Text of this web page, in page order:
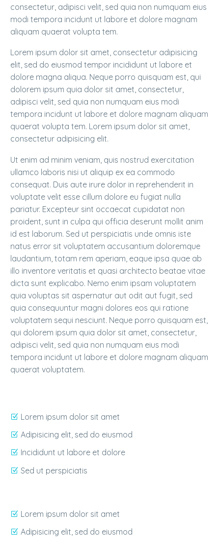
consectetur, adipisci velit, sed quia non numquam eius
modi tempora incidunt ut labore et dolore magnam
aliquam quaerat volupta tem.
Lorem ipsum dolor sit amet, consectetur adipisicing
elit, sed do eiusmod tempor incididunt ut labore et
dolore magna aliqua. Neque porro quisquam est, qui
dolorem ipsum quia dolor sit amet, consectetur,
adipisci velit, sed quia non numquam eius modi
tempora incidunt ut labore et dolore magnam aliquam
quaerat volupta tem. Lorem ipsum dolor sit amet,
consectetur adipisicing elit.
Ut enim ad minim veniam, quis nostrud exercitation
ullamco laboris nisi ut aliquip ex ea commodo
consequat. Duis aute irure dolor in reprehenderit in
voluptate velit esse cillum dolore eu fugiat nulla
pariatur. Excepteur sint occaecat cupidatat non
proident, sunt in culpa qui officia deserunt mollit anim
id est laborum. Sed ut perspiciatis unde omnis iste
natus error sit voluptatem accusantium doloremque
laudantium, totam rem aperiam, eaque ipsa quae ab
illo inventore veritatis et quasi architecto beatae vitae
dicta sunt explicabo. Nemo enim ipsam voluptatem
quia voluptas sit aspernatur aut odit aut fugit, sed
quia consequuntur magni dolores eos qui ratione
voluptatem sequi nesciunt. Neque porro quisquam est,
qui dolorem ipsum quia dolor sit amet, consectetur,
adipisci velit, sed quia non numquam eius modi
tempora incidunt ut labore et dolore magnam aliquam
quaerat voluptatem.
Lorem ipsum dolor sit amet
Adipisicing elit, sed do eiusmod
Incididunt ut labore et dolore
Sed ut perspiciatis
Lorem ipsum dolor sit amet
Adipisicing elit, sed do eiusmod